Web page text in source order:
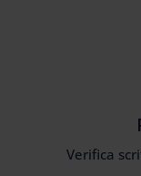
Verifica